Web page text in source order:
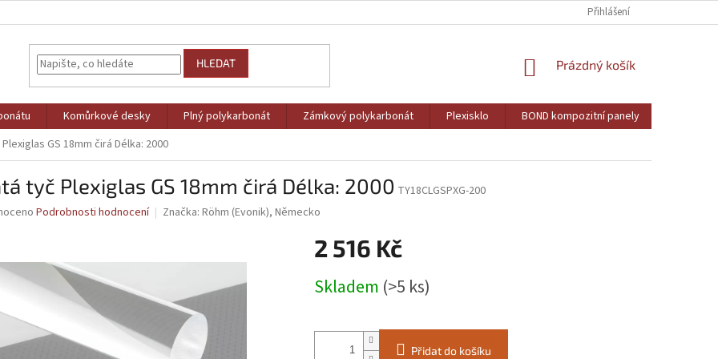
Přihlášení
HLEDAT
NÁKUPNÍ
Prázdný košík
Komůrkové desky Plný polykarbonát Zámkový polykarbonát Plexisklo BOND kompozitní panely
GS 18mm čirá Délka: 2000
tyč Plexiglas GS 18mm čirá Délka: 2000 TY18CLGSPXG-200
Podrobnosti hodnocení Značka: Röhm (Evonik), Německo
2 516 Kč
cena:
Skladem (>5 ks)
Přidat do košíku